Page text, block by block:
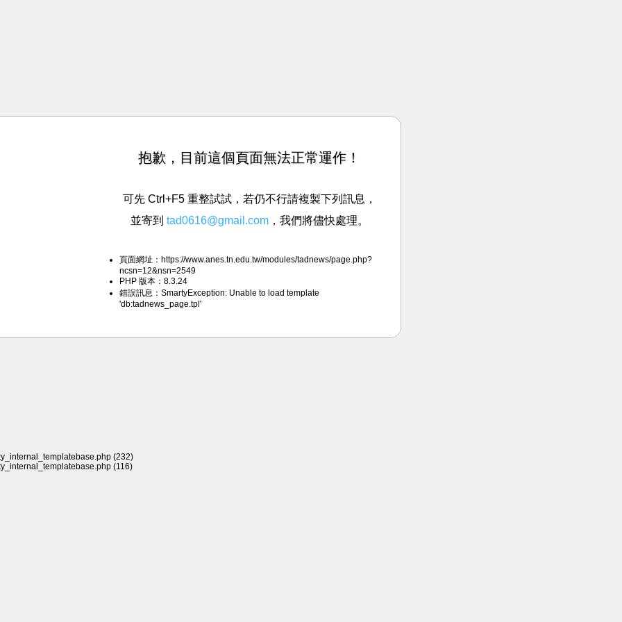
抱歉，目前這個頁面無法正常運作！
可先 Ctrl+F5 重整試試，若仍不行請複製下列訊息，
並寄到 tad0616@gmail.com，我們將儘快處理。
頁面網址：https://www.anes.tn.edu.tw/modules/tadnews/page.php?
ncsn=12&nsn=2549
PHP 版本：8.3.24
錯誤訊息：SmartyException: Unable to load template
'db:tadnews_page.tpl'
(232)
(116)